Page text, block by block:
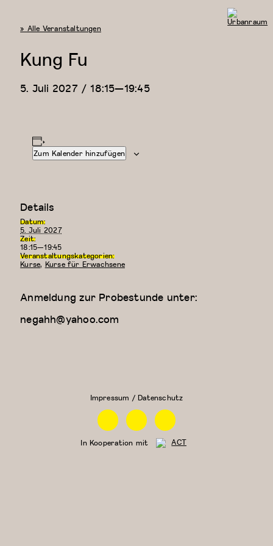
« Alle Veranstaltungen
Kung Fu
5. Juli 2027 / 18:15—19:45
Anmeldung zur Probestunde unter:
negahh@yahoo.com
Zum Kalender hinzufügen
Details
Datum:
5. Juli 2027
Zeit:
18:15—19:45
Veranstaltungskategorien:
Kurse, Kurse für Erwachsene
Impressum / Datenschutz
FacebookInstagramLinkedin
In Kooperation mit